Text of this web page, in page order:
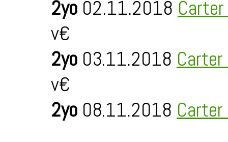
2yo 02.11.2018
v€
2yo 03.11.2018
v€
2yo 08.11.2018